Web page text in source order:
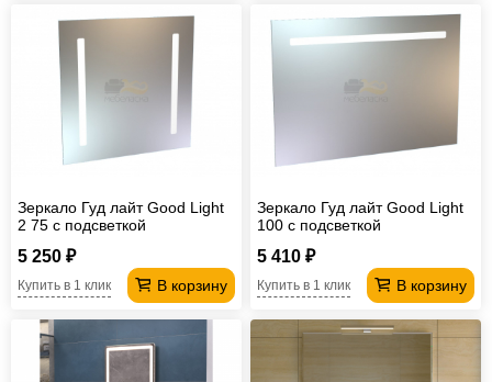
Зеркало Гуд лайт Good Light
2 75 с подсветкой
5 250 ₽
В корзину
Купить в 1 клик
Зеркало Гуд лайт Good Light
100 с подсветкой
5 410 ₽
В корзину
Купить в 1 клик